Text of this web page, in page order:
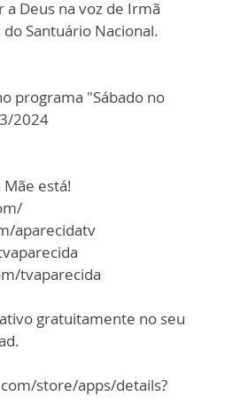
a Deus na voz de Irmã
Santuário Nacional.
programa "Sábado no
2024
está!
aparecidatv
tvaparecida
gratuitamente no seu
store/apps/details?